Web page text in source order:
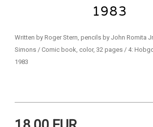
1983
Written by Roger Stern, pencils by John Romita
Simons / Comic book, color, 32 pages / 4:
1983